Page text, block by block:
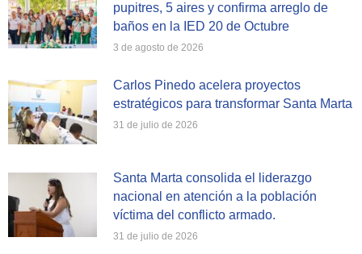
pupitres, 5 aires y confirma arreglo de
baños en la IED 20 de Octubre
3 de agosto de 2026
Carlos Pinedo acelera proyectos
estratégicos para transformar Santa Marta
31 de julio de 2026
Santa Marta consolida el liderazgo
nacional en atención a la población
víctima del conflicto armado.
31 de julio de 2026